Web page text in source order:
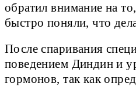
обратил внимание на
быстро поняли, что
После спаривания
поведением Диндин и
гормонов, так как